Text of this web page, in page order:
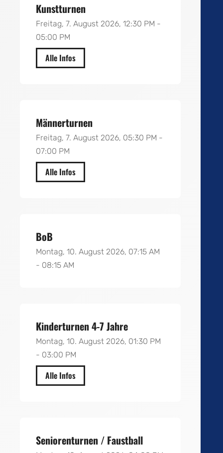
Kunstturnen
Freitag, 7. August 2026, 12:30 PM -
05:00 PM
Alle Infos
Männerturnen
Freitag, 7. August 2026, 05:30 PM -
07:00 PM
Alle Infos
BoB
Montag, 10. August 2026, 07:15 AM
- 08:15 AM
Kinderturnen 4-7 Jahre
Montag, 10. August 2026, 01:30 PM
- 03:00 PM
Alle Infos
Seniorenturnen / Faustball